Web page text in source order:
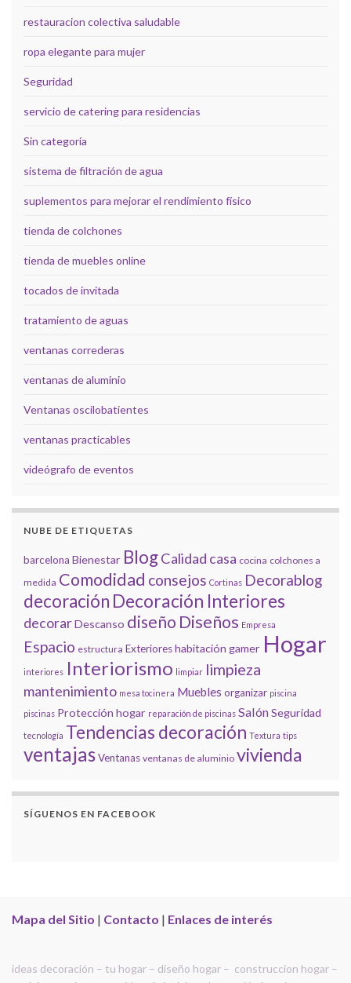
restauracion colectiva saludable
ropa elegante para mujer
Seguridad
servicio de catering para residencias
Sin categoría
sistema de filtración de agua
suplementos para mejorar el rendimiento físico
tienda de colchones
tienda de muebles online
tocados de invitada
tratamiento de aguas
ventanas correderas
ventanas de aluminio
Ventanas oscilobatientes
ventanas practicables
videógrafo de eventos
NUBE DE ETIQUETAS
barcelona Bienestar BlogCalidad casa cocina colchones a
medida Comodidad consejos Cortinas Decorablog
decoración Decoración Interiores
decorarDescanso diseño Diseños Empresa
Espacio estructura Exterioreshabitación gamer Hogar
interiores Interiorismo limpiar limpieza
mantenimiento mesa tocinera Muebles organizar piscina
piscinas Protección hogar reparación de piscinas SalónSeguridad
tecnología Tendencias decoración Textura tips
ventajasVentanas ventanas de aluminio vivienda
SÍGUENOS EN FACEBOOK
Mapa del Sitio | Contacto | Enlaces de interés
ideas decoración – tu hogar – diseño hogar – construccion hogar –